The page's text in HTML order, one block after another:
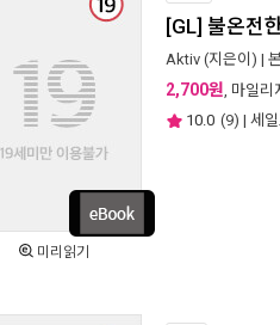
미리읽기
[GL] 불온전
Aktiv (지은이) |
2,700원, 마일리
10.0 (9) | 세